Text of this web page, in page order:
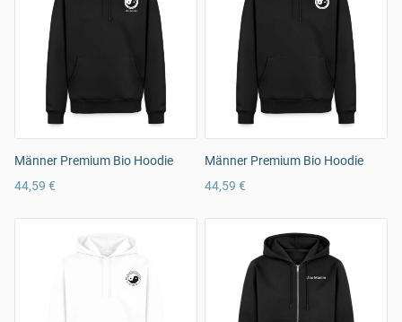
Männer Premium Bio Hoodie
44,59 €
Männer Premium Bio Hoodie
44,59 €